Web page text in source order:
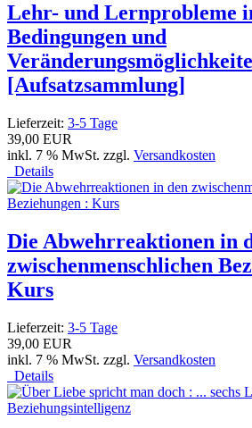
Lehr- und Lernprobleme
Bedingungen und
[Aufsatzsammlung]
Lieferzeit: 3-5 Tage
39,00 EUR
inkl. 7 % MwSt. zzgl. Versandkosten
Details
Die Abwehrreaktionen in
zwischenmenschlichen
Kurs
Lieferzeit: 3-5 Tage
39,00 EUR
inkl. 7 % MwSt. zzgl. Versandkosten
Details